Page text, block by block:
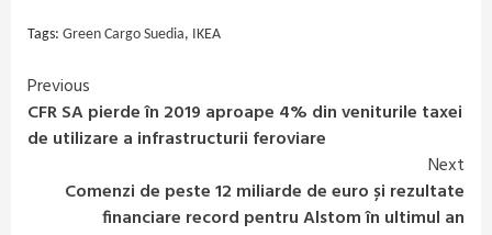
Tags: Green Cargo Suedia, IKEA
Continue
Reading
Previous
CFR SA pierde în 2019 aproape 4% din veniturile taxei
de utilizare a infrastructurii feroviare
Next
Comenzi de peste 12 miliarde de euro și rezultate
financiare record pentru Alstom în ultimul an